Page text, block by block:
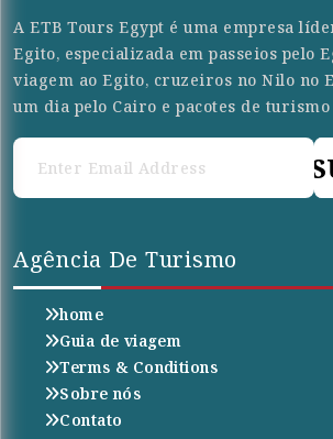
A ETB Tours Egypt é uma empresa
Egito, especializada em passeios pelo
viagem ao Egito, cruzeiros no Nilo no
um dia pelo Cairo e pacotes de
Agência De Turismo
home
Guia de viagem
Terms & Conditions
Sobre nós
Contato